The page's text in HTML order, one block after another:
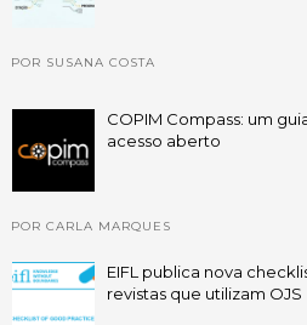
POR SUSANA COSTA
COPIM Compass: um
acesso aberto
POR CARLA MARQUES
EIFL publica nova
revistas que utilizam OJS